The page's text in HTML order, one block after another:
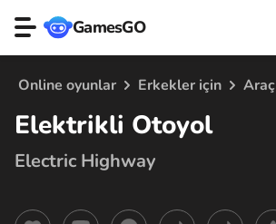
GamesGO
Online oyunlar Erkekler için Araç
Elektrikli Otoyol
Electric Highway